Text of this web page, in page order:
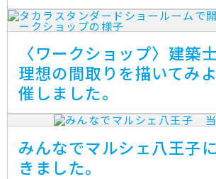
〈ワークショップ〉建築
理想の間取りを描いてみ
催しました。
みんなでマルシェ八王子
きました。